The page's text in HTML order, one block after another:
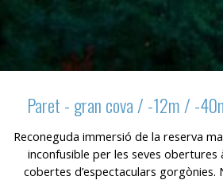
Paret - gran cova / -12m / -
Reconeguda immersió de la reserva
inconfusible per les seves obertures
cobertes d’espectaculars gorgònies.
relacionada amb el perfil de